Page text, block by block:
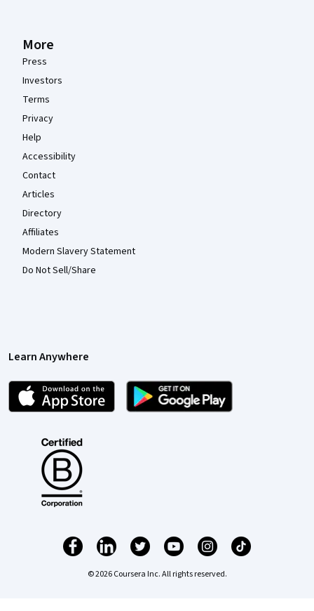
More
Press
Investors
Terms
Privacy
Help
Accessibility
Contact
Articles
Directory
Affiliates
Modern Slavery Statement
Do Not Sell/Share
Learn Anywhere
© 2026 Coursera Inc. All rights reserved.